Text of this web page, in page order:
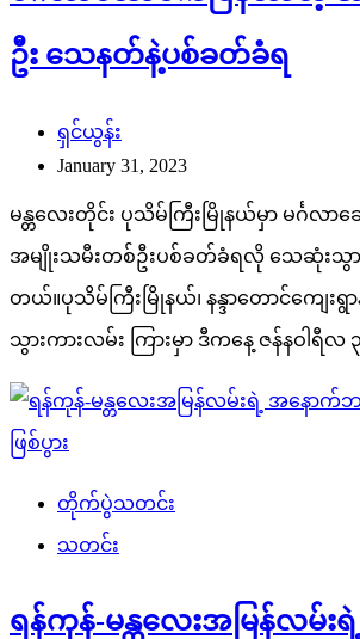
ဦး သေနတ်နဲ့ပစ်ခတ်ခံရ
ရှင်ယွန်း
January 31, 2023
မန္တလေးတိုင်း ပုသိမ်ကြီးမြိုနယ်မှာ မင်္ဂလာ
အမျိုးသမီးတစ်ဦးပစ်ခတ်ခံရလို သေဆုံးသွ
တယ်။ပုသိမ်ကြီးမြိုနယ်၊ နန္ဒာတောင်ကျေးရွာ
သွားကားလမ်း ကြားမှာ ဒီကနေ့ ဇန်နဝါရီ
တိုက်ပွဲသတင်း
သတင်း
ရန်ကုန်-မန္တလေးအမြန်လမ်